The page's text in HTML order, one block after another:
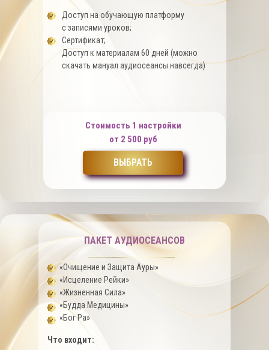
Стоимость 1 настройки
от 2 500 руб
ПАКЕТ АУДИОСЕАНСОВ
«Очищение и Защита Ауры»
«Исцеление Рейки»
«Жизненная Сила»
«Будда Медицины»
«Бог Ра»
ВЫБРАТЬ
Доступ на обучающую платформу
с записями уроков;
Сертификат;
Доступ к материалам 60 дней (можно
скачать мануал аудиосеансы навсегда)
Что входит: